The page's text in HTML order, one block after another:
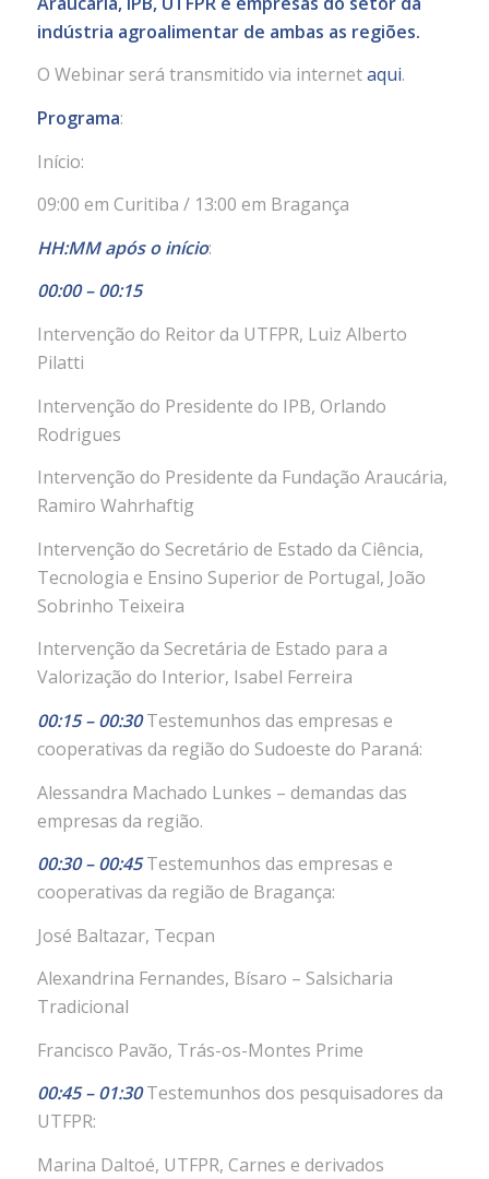
indústria agroalimentar de ambas as regiões.
O Webinar será transmitido via internetaqui.
Programa:
Início:
09:00 em Curitiba / 13:00 em Bragança
HH:MM após o início:
00:00 – 00:15
Intervenção do Reitor da UTFPR, Luiz Alberto
Pilatti
Intervenção do Presidente do IPB, Orlando
Rodrigues
Intervenção do Presidente da Fundação Araucária,
Ramiro Wahrhaftig
Intervenção do Secretário de Estado da Ciência,
Tecnologia e Ensino Superior de Portugal, João
Sobrinho Teixeira
Intervenção da Secretária de Estado para a
Valorização do Interior, Isabel Ferreira
00:15 – 00:30Testemunhos das empresas e
cooperativas da região do Sudoeste do Paraná:
Alessandra Machado Lunkes – demandas das
empresas da região.
00:30 – 00:45Testemunhos das empresas e
cooperativas da região de Bragança:
José Baltazar, Tecpan
Alexandrina Fernandes, Bísaro – Salsicharia
Tradicional
Francisco Pavão, Trás-os-Montes Prime
00:45 – 01:30Testemunhos dos pesquisadores da
UTFPR:
Marina Daltoé, UTFPR, Carnes e derivados